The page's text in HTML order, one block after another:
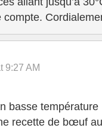
9:27 AM
basse
recette de bœuf